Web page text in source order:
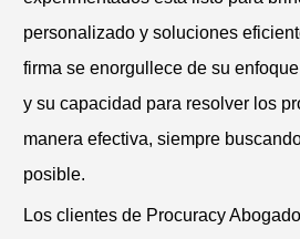
personalizado y soluciones
firma se enorgullece de su
y su capacidad para resolver los
manera efectiva, siempre
posible.
Los clientes de Procuracy